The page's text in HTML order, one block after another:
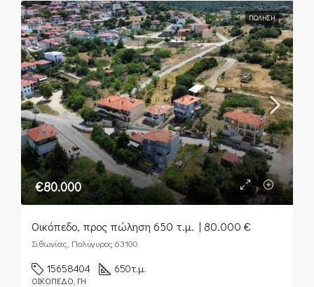
ΠΏΛΗΣΗ
€80.000
Οικόπεδο, προς πώληση 650 τ.μ. | 80.000 €
Σιθωνίας, Πολύγυρος 63100
15658404 650τ.μ.
ΟΙΚΌΠΕΔΟ, ΓΗ